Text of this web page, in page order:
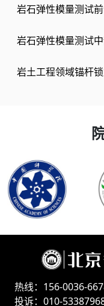
岩石弹性模量测试
岩石弹性模量测试
岩土工程领域锚杆
热线：156-0036-
投诉：010-